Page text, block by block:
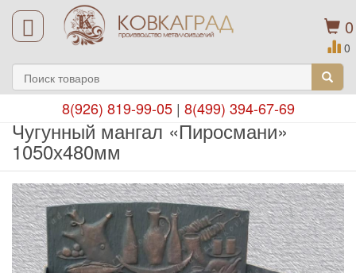
0
0
8(926) 819-99-05| 8(499) 394-67-69
Чугунный мангал «Пиросмани»
1050х480мм